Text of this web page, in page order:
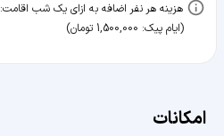
هزینه هر نفر اضافه به ازای یک شب اقامت:
(ایام پیک: 1,500,000 تومان)
امکانات